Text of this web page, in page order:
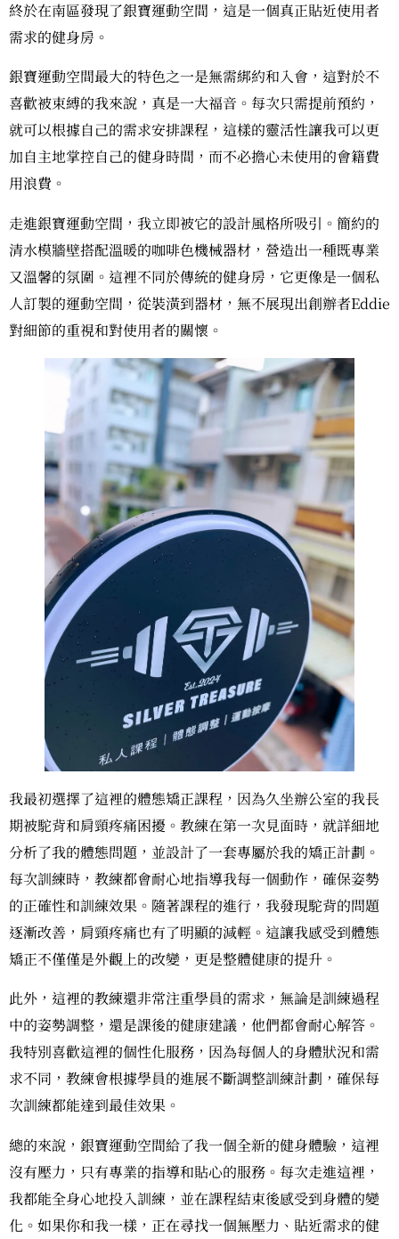
終於在南區發現了銀寶運動空間，這是一個真正貼近使用者
需求的健身房。
銀寶運動空間最大的特色之一是無需綁約和入會，這對於不
喜歡被束縛的我來說，真是一大福音。每次只需提前預約，
就可以根據自己的需求安排課程，這樣的靈活性讓我可以更
加自主地掌控自己的健身時間，而不必擔心未使用的會籍費
用浪費。
走進銀寶運動空間，我立即被它的設計風格所吸引。簡約的
清水模牆壁搭配溫暖的咖啡色機械器材，營造出一種既專業
又溫馨的氛圍。這裡不同於傳統的健身房，它更像是一個私
人訂製的運動空間，從裝潢到器材，無不展現出創辦者Eddie
對細節的重視和對使用者的關懷。
我最初選擇了這裡的體態矯正課程，因為久坐辦公室的我長
期被駝背和肩頸疼痛困擾。教練在第一次見面時，就詳細地
分析了我的體態問題，並設計了一套專屬於我的矯正計劃。
每次訓練時，教練都會耐心地指導我每一個動作，確保姿勢
的正確性和訓練效果。隨著課程的進行，我發現駝背的問題
逐漸改善，肩頸疼痛也有了明顯的減輕。這讓我感受到體態
矯正不僅僅是外觀上的改變，更是整體健康的提升。
此外，這裡的教練還非常注重學員的需求，無論是訓練過程
中的姿勢調整，還是課後的健康建議，他們都會耐心解答。
我特別喜歡這裡的個性化服務，因為每個人的身體狀況和需
求不同，教練會根據學員的進展不斷調整訓練計劃，確保每
次訓練都能達到最佳效果。
總的來說，銀寶運動空間給了我一個全新的健身體驗，這裡
沒有壓力，只有專業的指導和貼心的服務。每次走進這裡，
我都能全身心地投入訓練，並在課程結束後感受到身體的變
化。如果你和我一樣，正在尋找一個無壓力、貼近需求的健